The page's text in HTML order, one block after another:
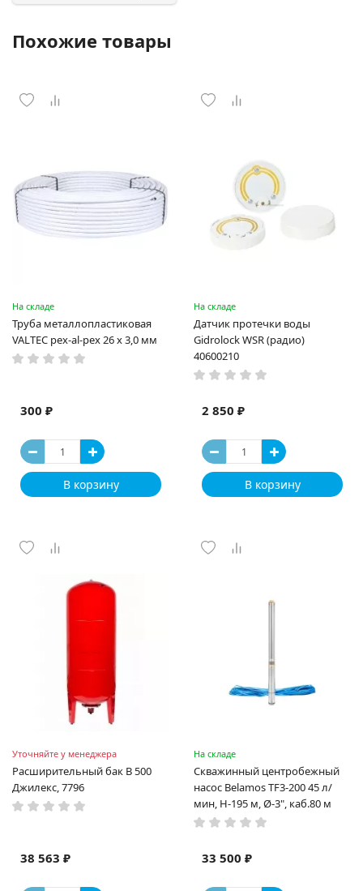
Похожие товары
На складе
Труба металлопластиковая
VALTEC pex-al-pex 26 х 3,0 мм
300 ₽
В корзину
На складе
Датчик протечки воды
Gidrolock WSR (радио)
40600210
2 850 ₽
В корзину
Уточняйте у менеджера
Расширительный бак В 500
Джилекс, 7796
38 563 ₽
На складе
Скважинный центробежный
насос Belamos TF3-200 45 л/
мин, Н-195 м, Ø-3", каб.80 м
33 500 ₽